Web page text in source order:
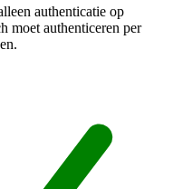
authenticatie op
moet authenticeren per